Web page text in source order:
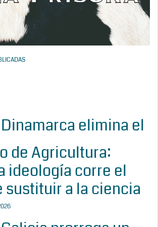
Dinamarca elimina el
de Agricultura:
ideología corre el
sustituir a la ciencia